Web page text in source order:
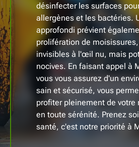
désinfecter les surfaces
allergènes et les bactéries.
approfondi prévient
prolifération de
invisibles à l'œil nu, mais
nocives. En faisant appel à
vous vous assurez d'un
sain et sécurisé, vous
profiter pleinement de votre
en toute sérénité. Prenez
santé, c'est notre priorité à